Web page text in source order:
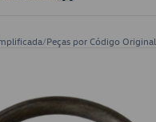
/Peças por Código Original